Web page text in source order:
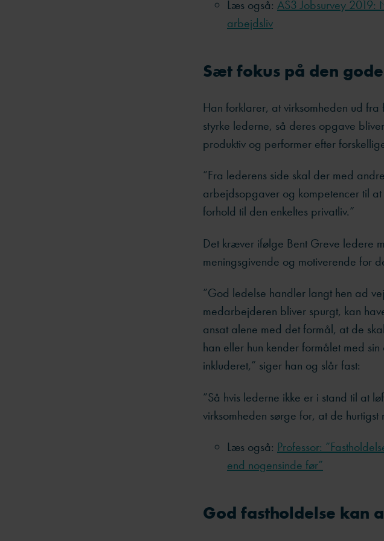
Læs også: AS3 Jobsurvey 2019:
arbejdsliv
Sæt fokus på den
Han forklarer, at virksomheden ud
styrke lederne, så deres opgave
produktiv og performer efter
”Fra lederens side skal der med
arbejdsopgaver og kompetencer til
forhold til den enkeltes privatliv.”
Det kræver ifølge Bent Greve ledere
meningsgivende og motiverende for
”God ledelse handler langt hen ad
medarbejderen bliver spurgt, kan
ansat alene med det formål, at de
han eller hun kender formålet med
inkluderet,” siger han og slår fast:
”Så hvis lederne ikke er i stand til at
virksomheden sørge for, at de
Læs også: Professor:
end nogensinde før”
God fastholdelse kan